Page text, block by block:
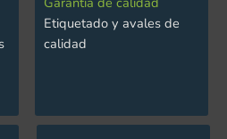
Etiquetado y avales de
calidad